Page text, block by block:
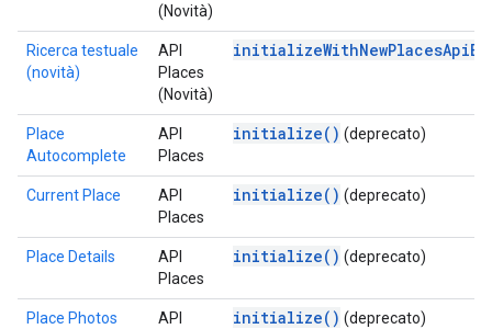
(Novità)
Ricerca testuale
(novità)
API
Places
(Novità)
Place
Autocomplete
API
Places
initialize() (deprecato)
Current Place
API
Places
initialize() (deprecato)
Place Details
API
Places
initialize() (deprecato)
Place Photos
API
initialize() (deprecato)